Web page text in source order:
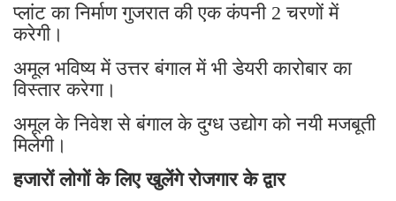
प्लांट का निर्माण गुजरात की एक कंपनी 2 चरणों में
करेगी।
अमूल भविष्य में उत्तर बंगाल में भी डेयरी कारोबार का
विस्तार करेगा।
अमूल के निवेश से बंगाल के दुग्ध उद्योग को नयी मजबूती
मिलेगी।
हजारों लोगों के लिए खुलेंगे रोजगार के द्वार